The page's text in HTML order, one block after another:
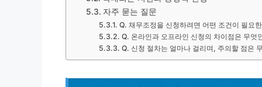
자주 묻는 질문
Q. 채무조정을 신청하려면 어떤 조건이 필요
Q. 온라인과 오프라인 신청의 차이점은 무엇
Q. 신청 절차는 얼마나 걸리며, 주의할 점은